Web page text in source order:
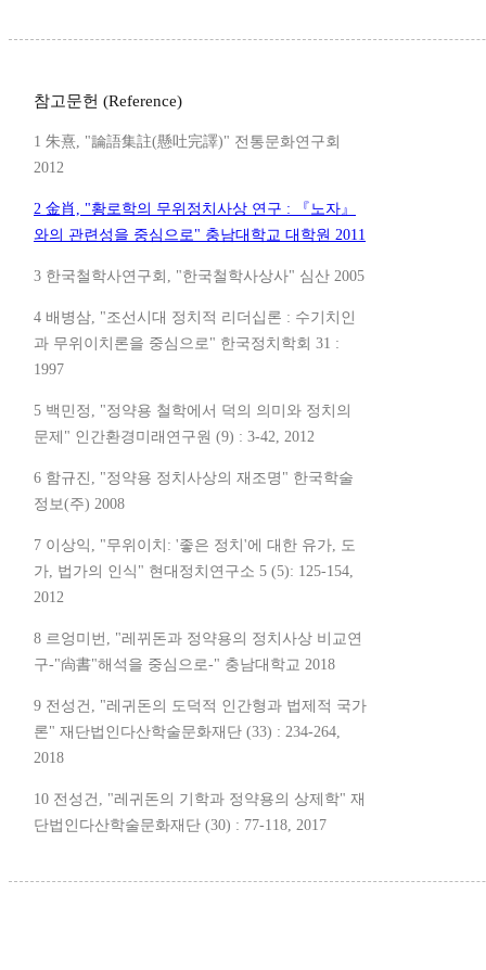
참고문헌 (Reference)
1 朱熹, "論語集註(懸吐完譯)" 전통문화연구회
2012
2 金肖, "황로학의 무위정치사상 연구 : 『노자』
와의 관련성을 중심으로" 충남대학교 대학원 2011
3 한국철학사연구회, "한국철학사상사" 심산 2005
4 배병삼, "조선시대 정치적 리더십론 : 수기치인
과 무위이치론을 중심으로" 한국정치학회 31 :
1997
5 백민정, "정약용 철학에서 덕의 의미와 정치의
문제" 인간환경미래연구원 (9) : 3-42, 2012
6 함규진, "정약용 정치사상의 재조명" 한국학술
정보(주) 2008
7 이상익, "무위이치: '좋은 정치'에 대한 유가, 도
가, 법가의 인식" 현대정치연구소 5 (5): 125-154,
2012
8 르엉미번, "레뀌돈과 정약용의 정치사상 비교연
구-"尙書"해석을 중심으로-" 충남대학교 2018
9 전성건, "레귀돈의 도덕적 인간형과 법제적 국가
론" 재단법인다산학술문화재단 (33) : 234-264,
2018
10 전성건, "레귀돈의 기학과 정약용의 상제학" 재
단법인다산학술문화재단 (30) : 77-118, 2017